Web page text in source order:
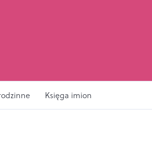
Księga imion